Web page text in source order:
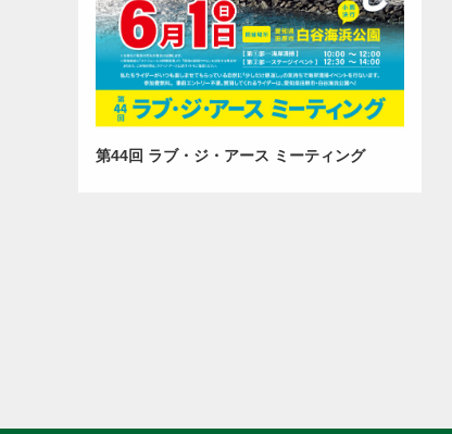
第44回 ラブ・ジ・アース ミーティング